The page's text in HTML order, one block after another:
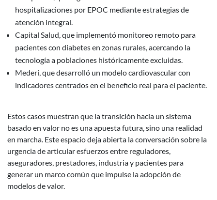
hospitalizaciones por EPOC mediante estrategias de
atención integral.
Capital Salud, que implementó monitoreo remoto para
pacientes con diabetes en zonas rurales, acercando la
tecnología a poblaciones históricamente excluidas.
Mederi, que desarrolló un modelo cardiovascular con
indicadores centrados en el beneficio real para el paciente.
Estos casos muestran que la transición hacia un sistema
basado en valor no es una apuesta futura, sino una realidad
en marcha. Este espacio deja abierta la conversación sobre la
urgencia de articular esfuerzos entre reguladores,
aseguradores, prestadores, industria y pacientes para
generar un marco común que impulse la adopción de
modelos de valor.